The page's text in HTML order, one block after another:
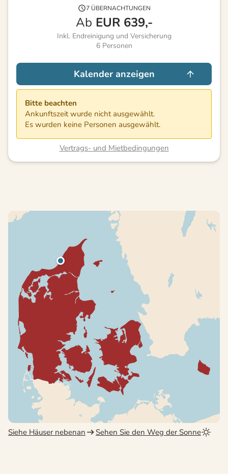
7 ÜBERNACHTUNGEN
Ab EUR 639,-
Inkl. Endreinigung und Versicherung
6 Personen
Kalender anzeigen
Bitte beachten
Ankunftszeit wurde nicht ausgewählt.
Es wurden keine Personen ausgewählt.
Vertrags- und Mietbedingungen
Siehe Häuser nebenan Sehen Sie den Weg der Sonne